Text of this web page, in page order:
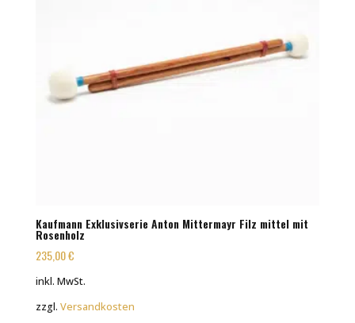
Kaufmann Exklusivserie Anton Mittermayr Filz mittel mit
Rosenholz
235,00€
inkl. MwSt.
zzgl. Versandkosten